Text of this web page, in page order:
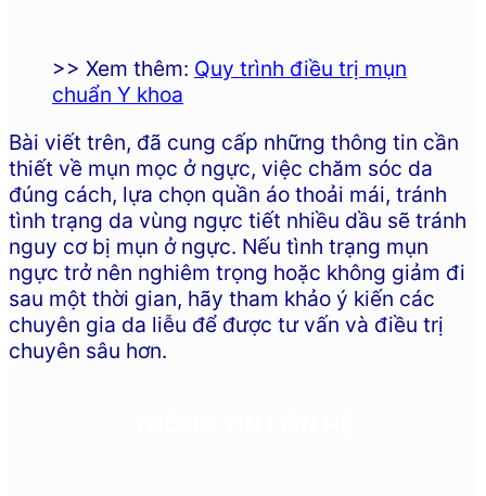
>> Xem thêm: Quy trình điều trị mụn
chuẩn Y khoa
Bài viết trên, đã cung cấp những thông tin cần
thiết về mụn mọc ở ngực, việc chăm sóc da
đúng cách, lựa chọn quần áo thoải mái, tránh
tình trạng da vùng ngực tiết nhiều dầu sẽ tránh
nguy cơ bị mụn ở ngực. Nếu tình trạng mụn
ngực trở nên nghiêm trọng hoặc không giảm đi
sau một thời gian, hãy tham khảo ý kiến các
chuyên gia da liễu để được tư vấn và điều trị
chuyên sâu hơn.